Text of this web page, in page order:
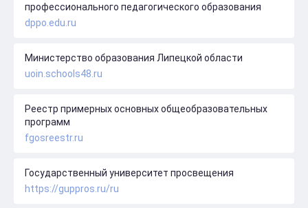
профессионального педагогического образования
dppo.edu.ru
Министерство образования Липецкой области
uoin.schools48.ru
Реестр примерных основных общеобразовательных
программ
fgosreestr.ru
Государственный университет просвещения
https://guppros.ru/ru